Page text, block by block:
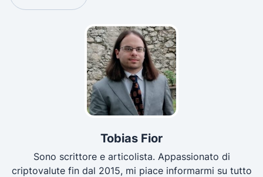
Tobias Fior
Sono scrittore e articolista. Appassionato di
criptovalute fin dal 2015, mi piace informarmi su tutto